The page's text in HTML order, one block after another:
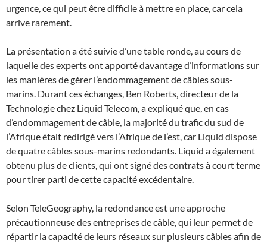
urgence, ce qui peut être difficile à mettre en place, car cela
arrive rarement.
La présentation a été suivie d’une table ronde, au cours de
laquelle des experts ont apporté davantage d’informations sur
les manières de gérer l’endommagement de câbles sous-
marins. Durant ces échanges, Ben Roberts, directeur de la
Technologie chez Liquid Telecom, a expliqué que, en cas
d’endommagement de câble, la majorité du trafic du sud de
l’Afrique était redirigé vers l’Afrique de l’est, car Liquid dispose
de quatre câbles sous-marins redondants. Liquid a également
obtenu plus de clients, qui ont signé des contrats à court terme
pour tirer parti de cette capacité excédentaire.
Selon TeleGeography, la redondance est une approche
précautionneuse des entreprises de câble, qui leur permet de
répartir la capacité de leurs réseaux sur plusieurs câbles afin de